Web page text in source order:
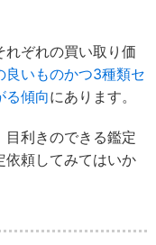
ぞれの買い取り価
良いものかつ3種類セ
る傾向にあります。
利きのできる鑑定
依頼してみてはいか